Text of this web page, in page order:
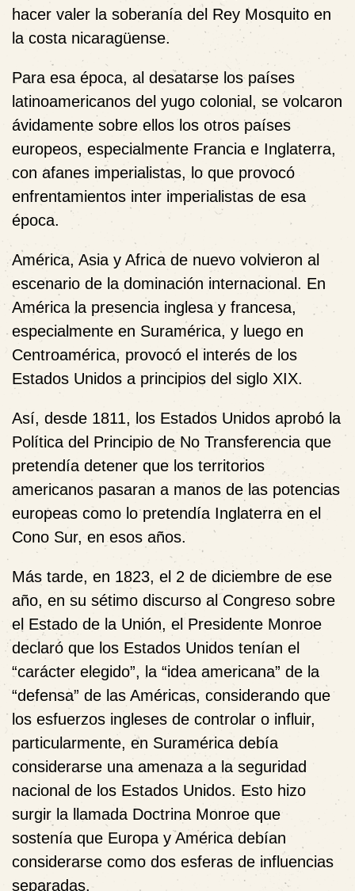
hacer valer la soberanía del Rey Mosquito en
la costa nicaragüense.
Para esa época, al desatarse los países
latinoamericanos del yugo colonial, se volcaron
ávidamente sobre ellos los otros países
europeos, especialmente Francia e Inglaterra,
con afanes imperialistas, lo que provocó
enfrentamientos inter imperialistas de esa
época.
América, Asia y Africa de nuevo volvieron al
escenario de la dominación internacional. En
América la presencia inglesa y francesa,
especialmente en Suramérica, y luego en
Centroamérica, provocó el interés de los
Estados Unidos a principios del siglo XIX.
Así, desde 1811, los Estados Unidos aprobó la
Política del Principio de No Transferencia que
pretendía detener que los territorios
americanos pasaran a manos de las potencias
europeas como lo pretendía Inglaterra en el
Cono Sur, en esos años.
Más tarde, en 1823, el 2 de diciembre de ese
año, en su sétimo discurso al Congreso sobre
el Estado de la Unión, el Presidente Monroe
declaró que los Estados Unidos tenían el
“carácter elegido”, la “idea americana” de la
“defensa” de las Américas, considerando que
los esfuerzos ingleses de controlar o influir,
particularmente, en Suramérica debía
considerarse una amenaza a la seguridad
nacional de los Estados Unidos. Esto hizo
surgir la llamada Doctrina Monroe que
sostenía que Europa y América debían
considerarse como dos esferas de influencias
separadas.